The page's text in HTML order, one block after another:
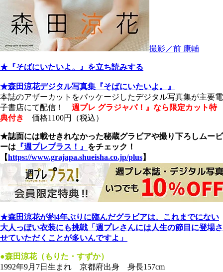
撮影／前 康輔
★『そばにいたいよ。』を立ち読みする
★森田涼花デジタル写真集『そばにいたいよ。』
本誌のアザーカットをパッケージしたデジタル写真集が主要電
子書店にて配信！ 週プレ グラジャパ！』なら限定カット特
典付き
価格1100円（税込）
★誌面には載せきれなかった秘蔵グラビアや撮り下ろしムービ
ーは 『週プレプラス！』 をチェック！
【https://www.grajapa.shueisha.co.jp/plus】
★森田涼花が約4年ぶりに臨んだグラビアは、これまでにない
大人っぽい衣装にも挑戦「週プレさんには人生の節目に登場さ
せていただくことが多いんですよ」
●森田涼花（もりた・すずか）
1992年9月7日生まれ 京都府出身 身長157cm